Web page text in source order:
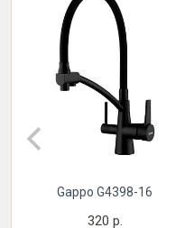
Gappo G4398-16
320 р.